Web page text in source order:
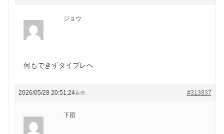
ジョウ
何もできずタイブレへ
2026/05/28 20:51:24 #313837
返信
下団